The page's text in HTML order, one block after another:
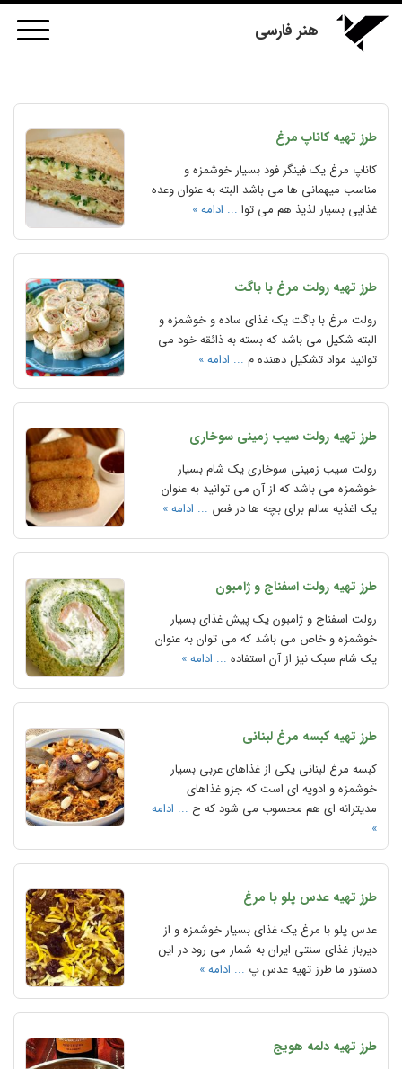
هنر فارسی
طرز تهیه کاناپ مرغ
کاناپ مرغ یک فینگر فود بسیار خوشمزه و
مناسب میهمانی ها می باشد البته به عنوان وعده
غذایی بسیار لذیذ هم می توا ... ادامه »
طرز تهیه رولت مرغ با باگت
رولت مرغ با باگت یک غذای ساده و خوشمزه و
البته شکیل می باشد که بسته به ذائقه خود می
توانید مواد تشکیل دهنده م ... ادامه »
طرز تهیه رولت سیب زمینی سوخاری
رولت سیب زمینی سوخاری یک شام بسیار
خوشمزه می باشد که از آن می توانید به عنوان
یک اغذیه سالم برای بچه ها در فص ... ادامه »
طرز تهیه رولت اسفناج و ژامبون
رولت اسفناج و ژامبون یک پیش غذای بسیار
خوشمزه و خاص می باشد که می توان به عنوان
یک شام سبک نیز از آن استفاده ... ادامه »
طرز تهیه کبسه مرغ لبنانی
کبسه مرغ لبنانی یکی از غذاهای عربی بسیار
خوشمزه و ادویه ای است که جزو غذاهای
مدیترانه ای هم محسوب می شود که ح ... ادامه
»
طرز تهیه عدس پلو با مرغ
عدس پلو با مرغ یک غذای بسیار خوشمزه و از
دیرباز غذای سنتی ایران به شمار می رود در این
دستور ما طرز تهیه عدس پ ... ادامه »
طرز تهیه دلمه هویج